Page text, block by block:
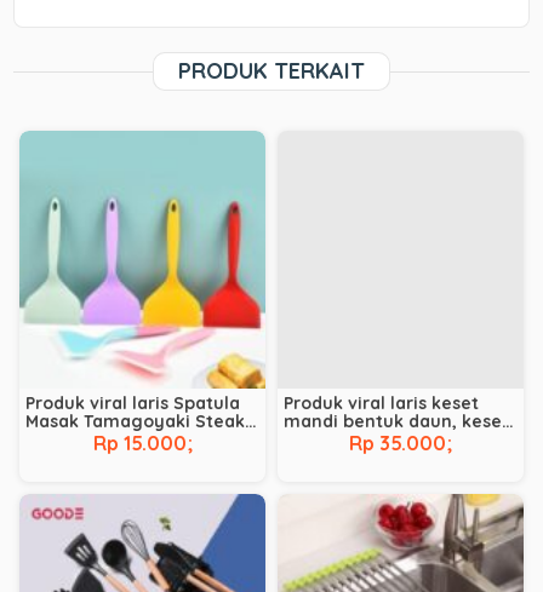
PRODUK TERKAIT
Produk viral laris Spatula
Masak Tamagoyaki Steak
Bahan Silikon.Rp 15.000;
Produk viral laris keset
mandi bentuk daun, keset
kamar mandi , karpet
lantai dapur
Rp 35.000;